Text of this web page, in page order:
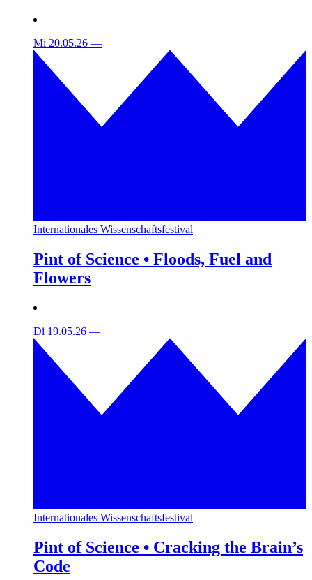
Mi 20.05.26 —
Internationales Wissenschaftsfestival
Pint of Science • Floods, Fuel and
Flowers
Di 19.05.26 —
Internationales Wissenschaftsfestival
Pint of Science • Cracking the Brain’s
Code